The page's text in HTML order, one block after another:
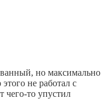
но максимально
не работал с
то упустил